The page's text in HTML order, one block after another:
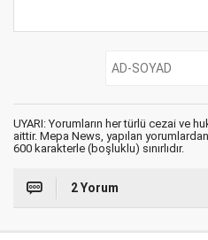
UYARI: Yorumların her türlü cezai ve
aittir. Mepa News, yapılan
600 karakterle (boşluklu) sınırlıdır.
2 Yorum